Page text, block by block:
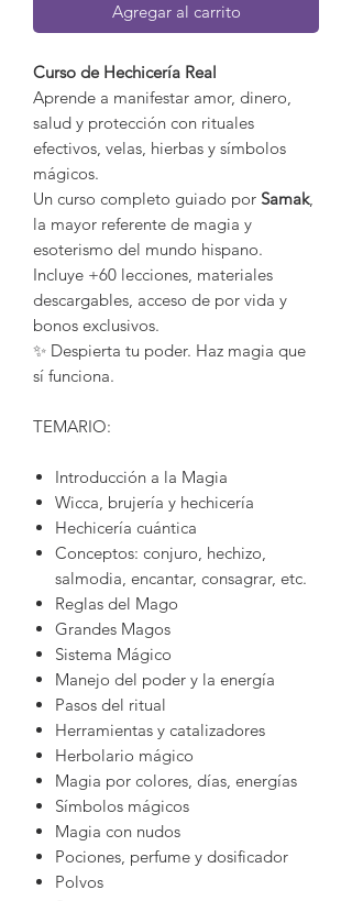
Agregar al carrito
Curso de Hechicería Real
Aprende a manifestar amor, dinero,
salud y protección con rituales
efectivos, velas, hierbas y símbolos
mágicos.
Un curso completo guiado por Samak,
la mayor referente de magia y
esoterismo del mundo hispano.
Incluye +60 lecciones, materiales
descargables, acceso de por vida y
bonos exclusivos.
✨ Despierta tu poder. Haz magia que
sí funciona.
TEMARIO:
Introducción a la Magia
Wicca, brujería y hechicería
Hechicería cuántica
Conceptos: conjuro, hechizo,
salmodia, encantar, consagrar, etc.
Reglas del Mago
Grandes Magos
Sistema Mágico
Manejo del poder y la energía
Pasos del ritual
Herramientas y catalizadores
Herbolario mágico
Magia por colores, días, energías
Símbolos mágicos
Magia con nudos
Pociones, perfume y dosificador
Polvos